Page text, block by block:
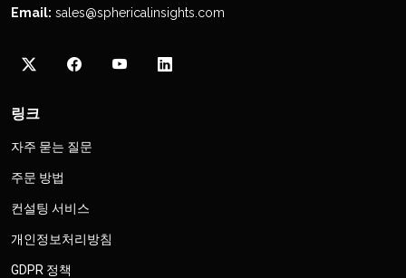
Email: sales@sphericalinsights.com
링크
자주 묻는 질문
주문 방법
컨설팅 서비스
개인정보처리방침
GDPR 정책